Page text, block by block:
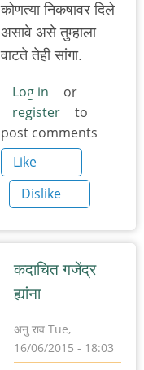
कोणत्या निकषावर दिले
असावे असे तुम्हाला
वाटते तेही सांगा.
Log in
or
register
to
post comments
Like
Dislike
कदाचित गजेंद्र
ह्यांना
अनु राव Tue,
16/06/2015 - 18:03